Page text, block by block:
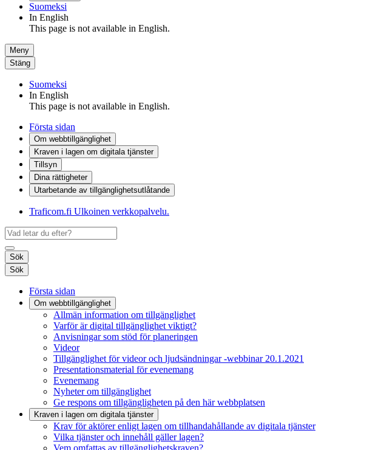
Suomeksi
In English
This page is not available in English.
Meny
Stäng
Suomeksi
In English
This page is not available in English.
Första sidan
Om webbtillgänglighet
Kraven i lagen om digitala tjänster
Tillsyn
Dina rättigheter
Utarbetande av tillgänglighets­utlåtande
Traficom.fi Ulkoinen verkkopalvelu.
Sök
Sök
Första sidan
Om webbtillgänglighet
Allmän information om tillgänglighet
Varför är digital tillgänglighet viktigt?
Anvisningar som stöd för planeringen
Videor
Tillgänglighet för videor och ljudsändningar -webbinar 20.1.2021
Presentationsmaterial för evenemang
Evenemang
Nyheter om tillgänglighet
Ge respons om tillgängligheten på den här webbplatsen
Kraven i lagen om digitala tjänster
Krav för aktörer enligt lagen om tillhandahållande av digitala tjänster
Vilka tjänster och innehåll gäller lagen?
Vem omfattas av tillgänglighetskraven?